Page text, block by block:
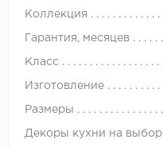
Коллекция
Гарантия, месяцев
Класс
Изготовление
Размеры
Декоры кухни на выбор